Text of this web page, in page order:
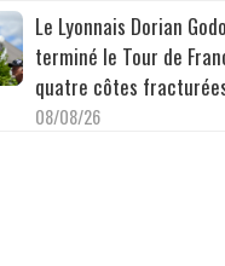
Le Lyonnais Dorian
terminé le Tour de
quatre côtes
08/08/26